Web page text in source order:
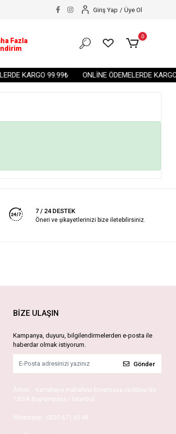
KARGO 99.99₺ ONLİNE ÖDEMELERDE
Giriş Yap / Üye Ol
Fazla
0
7 / 24 DESTEK
Öneri ve şikayetlerinizi bize iletebilirsiniz.
BİZE ULAŞIN
Kampanya, duyuru, bilgilendirmelerden e-posta ile
haberdar olmak istiyorum.
Gönder
Adres : Kartaltepe mahallesi Enverpaşa caddesi No
130/A Bayrampaşa / İstanbul
Whatsapp : 0530 671 65 99